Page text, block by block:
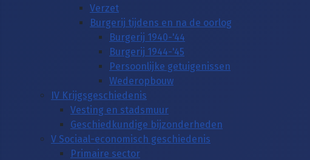
Verzet
Burgerij tijdens en na de oorlog
Burgerij 1940-'44
Burgerij 1944-'45
Persoonlijke getuigenissen
Wederopbouw
IV Krijgsgeschiedenis
Vesting en stadsmuur
Geschiedkundige bijzonderheden
V Sociaal-economisch geschiedenis
Primaire sector